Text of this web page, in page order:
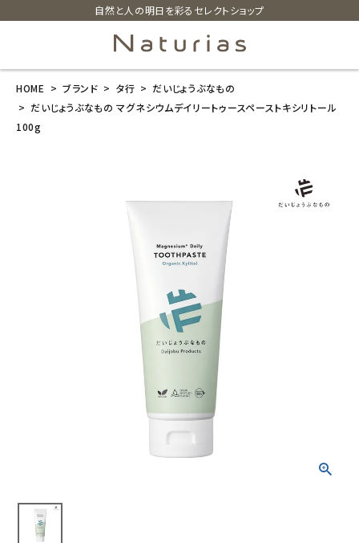
自然と人の明日を彩るセレクトショップ
search
カテゴリーから探す
HOME ブランド タ行
だいじょうぶなもの
だいじょうぶなもの マグネシウムデイリートゥースペーストキシリトール
100g